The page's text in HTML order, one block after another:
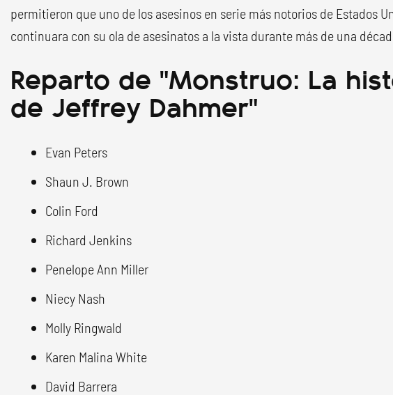
permitieron que uno de los asesinos en serie más notorios de Estados
continuara con su ola de asesinatos a la vista durante más de una
Reparto de "Monstruo: La
de Jeffrey Dahmer"
Evan Peters
Shaun J. Brown
Colin Ford
Richard Jenkins
Penelope Ann Miller
Niecy Nash
Molly Ringwald
Karen Malina White
David Barrera